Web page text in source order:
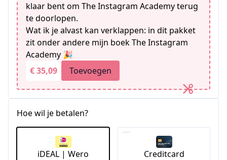
klaar bent om The Instagram Academy terug
te doorlopen.
Wat ik je alvast kan verklappen: in dit pakket
zit onder andere mijn boek The Instagram
Academy 🎉
€ 35,09
Toevoegen
Hoe wil je betalen?
iDEAL | Wero Creditcard